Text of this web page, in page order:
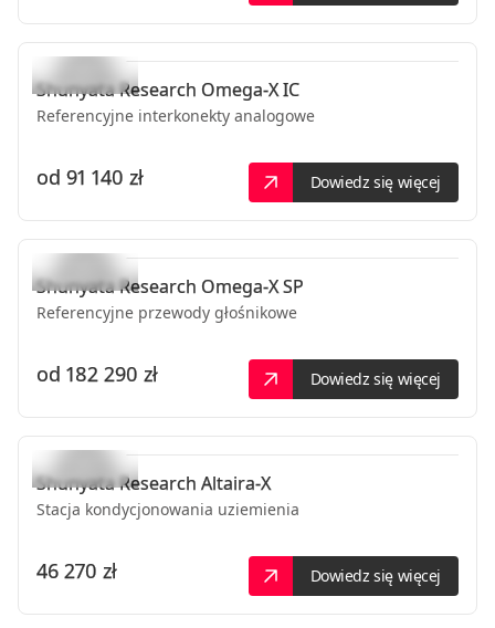
Shunyata Research Omega-X IC
Referencyjne interkonekty analogowe
od 91 140 zł Dowiedz się więcej
Shunyata Research Omega-X SP
Referencyjne przewody głośnikowe
od 182 290 zł Dowiedz się więcej
Shunyata Research Altaira-X
Stacja kondycjonowania uziemienia
46 270 zł Dowiedz się więcej